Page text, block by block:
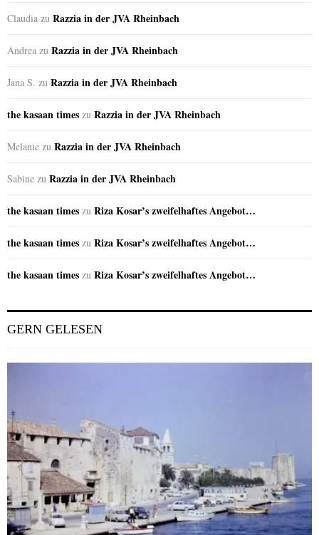
Claudia zu Razzia in der JVA Rheinbach
Andrea zu Razzia in der JVA Rheinbach
Jana S. zu Razzia in der JVA Rheinbach
the kasaan times zu Razzia in der JVA Rheinbach
Melanie zu Razzia in der JVA Rheinbach
Sabine zu Razzia in der JVA Rheinbach
the kasaan times zu Riza Kosar’s zweifelhaftes Angebot…
the kasaan times zu Riza Kosar’s zweifelhaftes Angebot…
the kasaan times zu Riza Kosar’s zweifelhaftes Angebot…
GERN GELESEN